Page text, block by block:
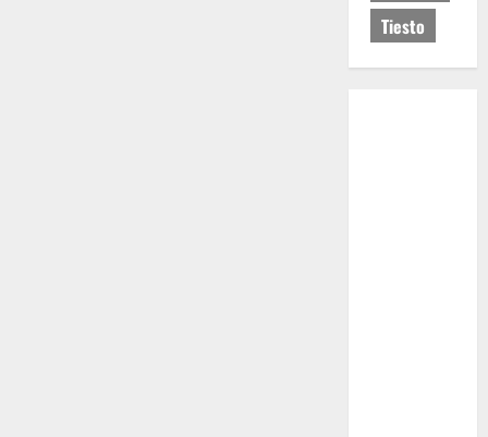
Tiesto